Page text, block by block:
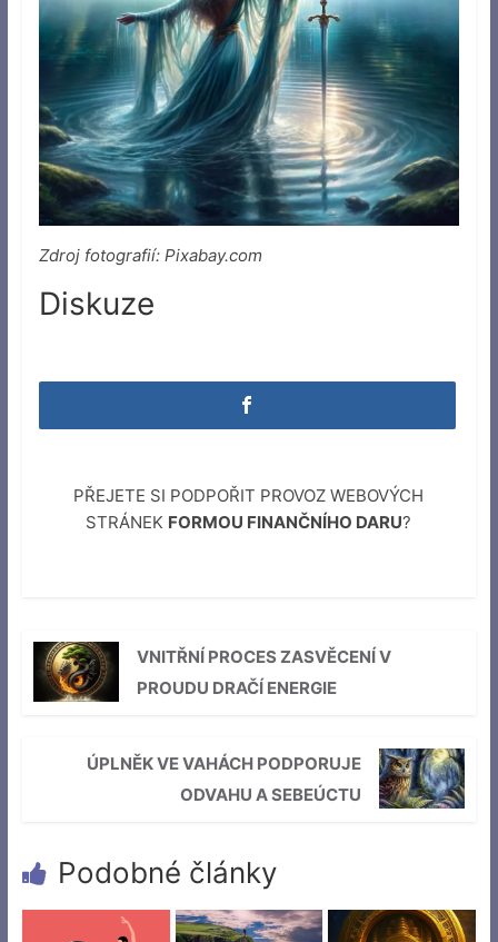
Zdroj fotografií: Pixabay.com
Diskuze
PŘEJETE SI PODPOŘIT PROVOZ WEBOVÝCH
STRÁNEK FORMOU FINANČNÍHO DARU?
VNITŘNÍ PROCES ZASVĚCENÍ V
PROUDU DRAČÍ ENERGIE
ÚPLNĚK VE VAHÁCH PODPORUJE
ODVAHU A SEBEÚCTU
Podobné články